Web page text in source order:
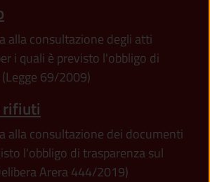
alla consultazione degli atti
i quali è previsto l'obbligo di
69/2009)
rifiuti
alla consultazione dei documenti
l'obbligo di trasparenza sul
Arera 444/2019)